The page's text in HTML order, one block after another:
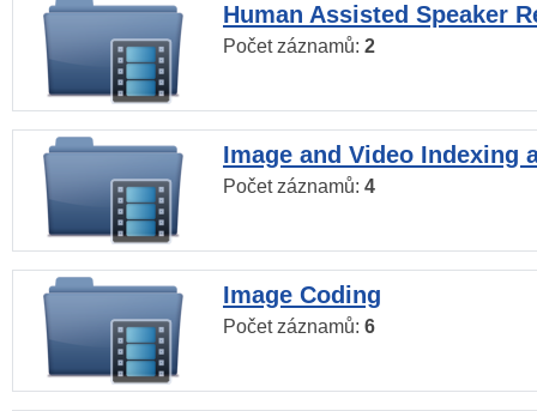
Human Assisted Speaker
Počet záznamů: 2
Image and Video Indexing
Počet záznamů: 4
Image Coding
Počet záznamů: 6